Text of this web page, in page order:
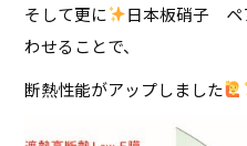
そして更に
日本板硝子 ペ
わせることで、
断熱性能がアップしました